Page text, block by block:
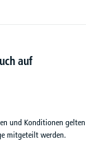
auf
Konditionen
mitgeteilt werden.